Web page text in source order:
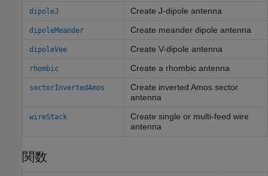
dipoleJ Create J-dipole antenna
dipoleMeander Create meander dipole antenna
dipoleVee Create V-dipole antenna
rhombic Create a rhombic antenna
sectorInvertedAmos
Create inverted Amos sector
antenna
wireStack
Create single or multi-feed wire
antenna
関数